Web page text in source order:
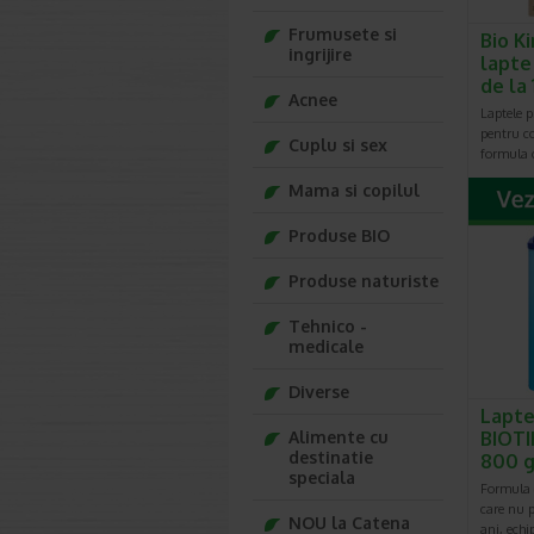
produs
Cu
pentru
de
mult
exista
aparut
pentru
Ceea
pentru
Bio
lapte
de la
Laptele
pentru
formula
800
Formula
care nu
ani,
Frumusete si
ingrijire
Acnee
Cuplu si sex
Mama si copilul
Produse BIO
Produse naturiste
Tehnico -
medicale
Diverse
Alimente cu
destinatie
speciala
NOU la Catena